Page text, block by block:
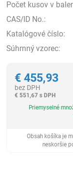
Počet kusov v
CAS/ID No.:
Katalógové číslo:
Súhrnný vzorec:
€ 455,93
bez DPH
€ 551,67 s DPH
Priemyselné
Obsah košíka je
neskoršie